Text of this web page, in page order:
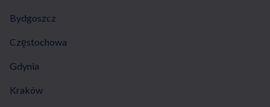
Bydgoszcz
Częstochowa
Gdynia
Kraków